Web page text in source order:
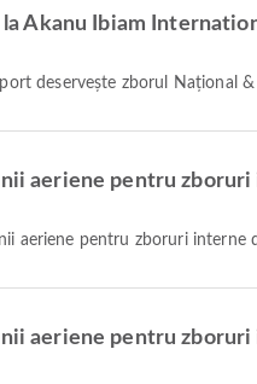
Akanu Ibiam
deservește zborul Național
aeriene pentru
aeriene pentru zboruri interne
aeriene pentru